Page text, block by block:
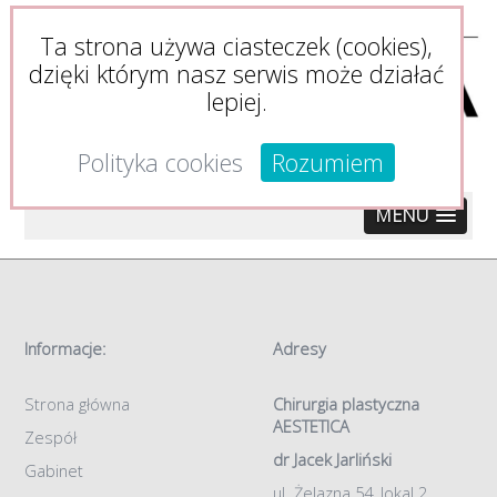
MENU
Informacje:
Strona główna
Zespół
Gabinet
Adresy
Chirurgia plastyczna
AESTETICA
dr Jacek Jarliński
Ta strona używa ciasteczek (cookies),
dzięki którym nasz serwis może działać
lepiej.
Polityka cookies
Rozumiem